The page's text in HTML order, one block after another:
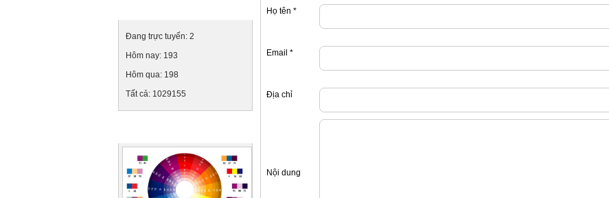
Đang trực tuyến: 2
Hôm nay: 193
Hôm qua: 198
Tất cả: 1029155
Họ tên *
Email *
Địa chỉ
Nội dung